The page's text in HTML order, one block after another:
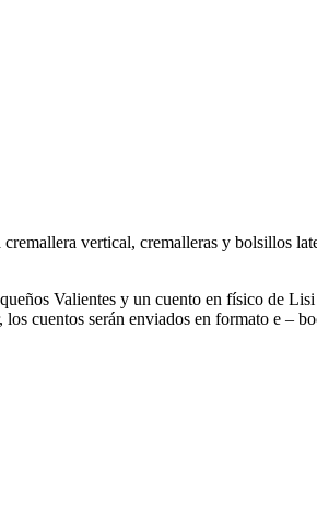
vertical, cremalleras y bolsillos
Valientes y un cuento en físico de
cuentos serán enviados en formato e